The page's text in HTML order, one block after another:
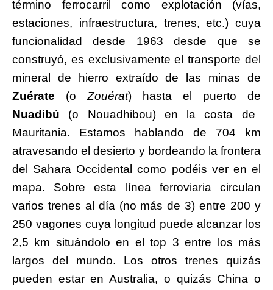
término ferrocarril como explotación (vías,
estaciones, infraestructura, trenes, etc.) cuya
funcionalidad desde 1963 desde que se
construyó, es exclusivamente el transporte del
mineral de hierro extraído de las minas de
Zuérate (o Zouérat) hasta el puerto de
Nuadibú (o Nouadhibou) en la costa de
Mauritania. Estamos hablando de 704 km
atravesando el desierto y bordeando la frontera
del Sahara Occidental como podéis ver en el
mapa. Sobre esta línea ferroviaria circulan
varios trenes al día (no más de 3) entre 200 y
250 vagones cuya longitud puede alcanzar los
2,5 km situándolo en el top 3 entre los más
largos del mundo. Los otros trenes quizás
pueden estar en Australia, o quizás China o